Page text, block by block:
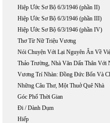
Hiệp Ước Sơ Bộ 6/3/1946 (phần II)
Hiệp Ước Sơ Bộ 6/3/1946 (phần III)
Hiệp Ước Sơ Bộ 6/3/1946 (phần IV)
Thơ Từ Nữ Triệu Vương
Thảo Trường, Nhà Văn Dấn Thân Với
Vương Trí Nhàn: Đồng Đức Bốn Và
Những Câu Thơ, Một Thuở Quê Nhà
Góc Phố Thời Gian
Đi / Dành Dụm
Hiếp